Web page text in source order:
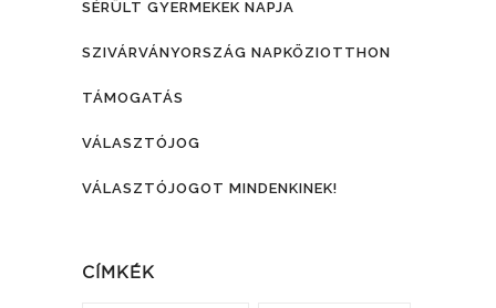
SÉRÜLT GYERMEKEK NAPJA
SZIVÁRVÁNYORSZÁG NAPKÖZIOTTHON
TÁMOGATÁS
VÁLASZTÓJOG
VÁLASZTÓJOGOT MINDENKINEK!
CÍMKÉK